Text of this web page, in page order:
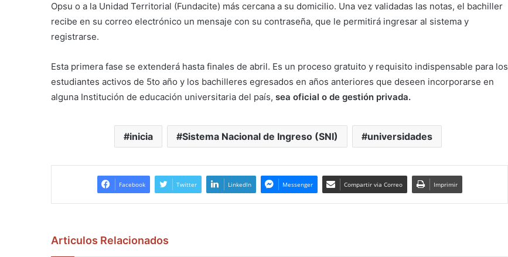
Opsu o a la Unidad Territorial (Fundacite) más cercana a su domicilio. Una vez validadas las notas, el bachiller
recibe en su correo electrónico un mensaje con su contraseña, que le permitirá ingresar al sistema y
registrarse.
Esta primera fase se extenderá hasta finales de abril. Es un proceso gratuito y requisito indispensable para los
estudiantes activos de 5to año y los bachilleres egresados en años anteriores que deseen incorporarse en
alguna Institución de educación universitaria del país, sea oficial o de gestión privada.
inicia Sistema Nacional de Ingreso (SNI) universidades
Facebook Twitter LinkedIn Messenger Compartir via Correo Imprimir
Articulos Relacionados